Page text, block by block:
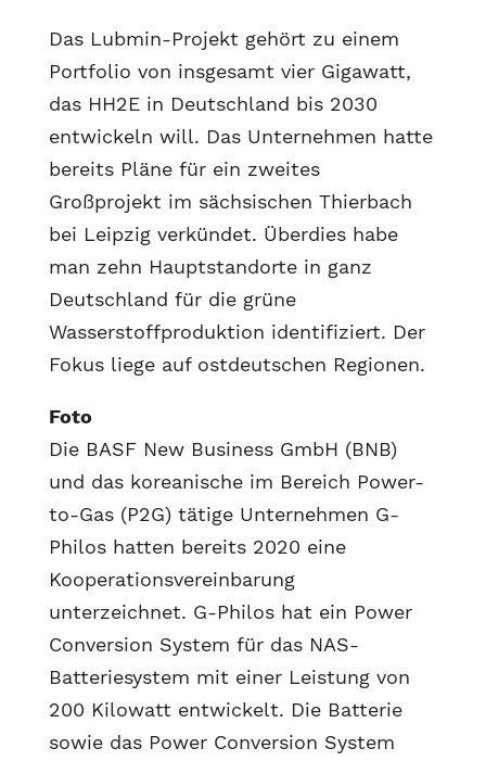
Das Lubmin-Projekt gehört zu einem
Portfolio von insgesamt vier Gigawatt,
das HH2E in Deutschland bis 2030
entwickeln will. Das Unternehmen hatte
bereits Pläne für ein zweites
Großprojekt im sächsischen Thierbach
bei Leipzig verkündet. Überdies habe
man zehn Hauptstandorte in ganz
Deutschland für die grüne
Wasserstoffproduktion identifiziert. Der
Fokus liege auf ostdeutschen Regionen.
Foto
Die BASF New Business GmbH (BNB)
und das koreanische im Bereich Power-
to-Gas (P2G) tätige Unternehmen G-
Philos hatten bereits 2020 eine
Kooperationsvereinbarung
unterzeichnet. G-Philos hat ein Power
Conversion System für das NAS-
Batteriesystem mit einer Leistung von
200 Kilowatt entwickelt. Die Batterie
sowie das Power Conversion System